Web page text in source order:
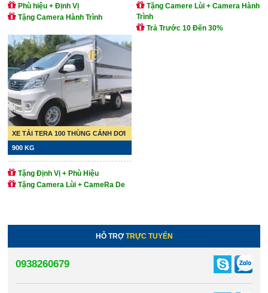
Phù hiệu + Định Vị
Tặng Camera Hành Trình
Tặng Camere Lùi + Camera Hành
Trình
Trả Trước 10 Đến 30%
XE TẢI TERA 100 THÙNG CÁNH DƠI
900 KG
Tặng Định Vị + Phù Hiệu
Tặng Camera Lùi + CameRa De
HỖ TRỢTRỰC TUYẾN
0938260679